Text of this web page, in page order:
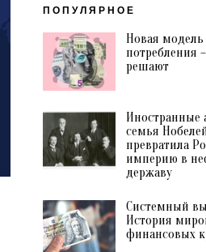
ПОПУЛЯРНОЕ
Новая модель
потребления
решают
Иностранные
семья
превратила
империю в
державу
Системный
История
финансовых